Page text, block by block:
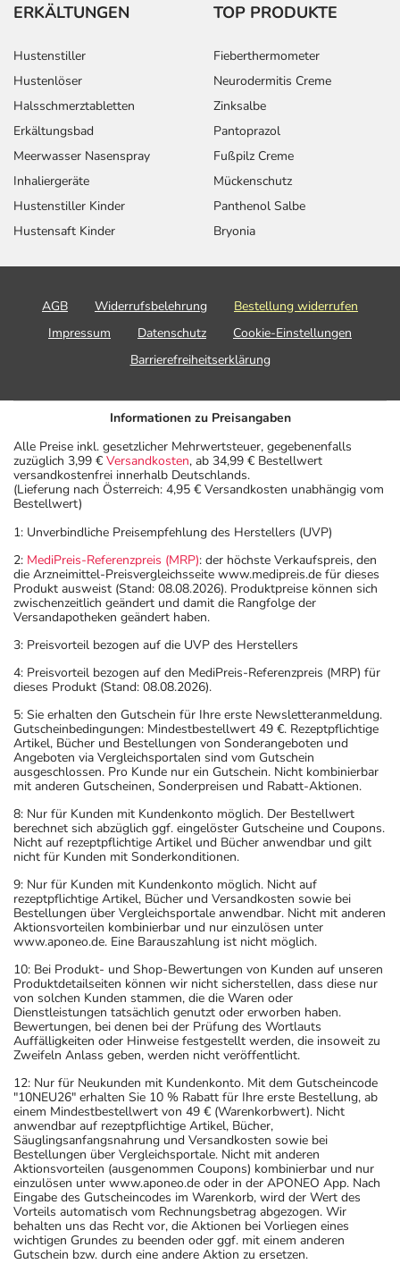
ERKÄLTUNGEN
Hustenstiller
Hustenlöser
Halsschmerztabletten
Erkältungsbad
Meerwasser Nasenspray
Inhaliergeräte
Hustenstiller Kinder
Hustensaft Kinder
TOP PRODUKTE
Fieberthermometer
Neurodermitis Creme
Zinksalbe
Pantoprazol
Fußpilz Creme
Mückenschutz
Panthenol Salbe
Bryonia
AGB Widerrufsbelehrung
Bestellung widerrufen
Impressum
Datenschutz
Cookie-Einstellungen
Barrierefreiheitserklärung
Informationen zu Preisangaben
Alle Preise inkl. gesetzlicher Mehrwertsteuer, gegebenenfalls
zuzüglich 3,99 € Versandkosten, ab 34,99 € Bestellwert
versandkostenfrei innerhalb Deutschlands.
(Lieferung nach Österreich: 4,95 € Versandkosten unabhängig vom
Bestellwert)
1: Unverbindliche Preisempfehlung des Herstellers (UVP)
2: MediPreis-Referenzpreis (MRP): der höchste Verkaufspreis, den
die Arzneimittel-Preisvergleichsseite www.medipreis.de für dieses
Produkt ausweist (Stand: 08.08.2026). Produktpreise können sich
zwischenzeitlich geändert und damit die Rangfolge der
Versandapotheken geändert haben.
3: Preisvorteil bezogen auf die UVP des Herstellers
4: Preisvorteil bezogen auf den MediPreis-Referenzpreis (MRP) für
dieses Produkt (Stand: 08.08.2026).
5: Sie erhalten den Gutschein für Ihre erste Newsletteranmeldung.
Gutscheinbedingungen: Mindestbestellwert 49 €. Rezeptpflichtige
Artikel, Bücher und Bestellungen von Sonderangeboten und
Angeboten via Vergleichsportalen sind vom Gutschein
ausgeschlossen. Pro Kunde nur ein Gutschein. Nicht kombinierbar
mit anderen Gutscheinen, Sonderpreisen und Rabatt-Aktionen.
8: Nur für Kunden mit Kundenkonto möglich. Der Bestellwert
berechnet sich abzüglich ggf. eingelöster Gutscheine und Coupons.
Nicht auf rezeptpflichtige Artikel und Bücher anwendbar und gilt
nicht für Kunden mit Sonderkonditionen.
9: Nur für Kunden mit Kundenkonto möglich. Nicht auf
rezeptpflichtige Artikel, Bücher und Versandkosten sowie bei
Bestellungen über Vergleichsportale anwendbar. Nicht mit anderen
Aktionsvorteilen kombinierbar und nur einzulösen unter
www.aponeo.de. Eine Barauszahlung ist nicht möglich.
10: Bei Produkt- und Shop-Bewertungen von Kunden auf unseren
Produktdetailseiten können wir nicht sicherstellen, dass diese nur
von solchen Kunden stammen, die die Waren oder
Dienstleistungen tatsächlich genutzt oder erworben haben.
Bewertungen, bei denen bei der Prüfung des Wortlauts
Auffälligkeiten oder Hinweise festgestellt werden, die insoweit zu
Zweifeln Anlass geben, werden nicht veröffentlicht.
12: Nur für Neukunden mit Kundenkonto. Mit dem Gutscheincode
"10NEU26" erhalten Sie 10 % Rabatt für Ihre erste Bestellung, ab
einem Mindestbestellwert von 49 € (Warenkorbwert). Nicht
anwendbar auf rezeptpflichtige Artikel, Bücher,
Säuglingsanfangsnahrung und Versandkosten sowie bei
Bestellungen über Vergleichsportale. Nicht mit anderen
Aktionsvorteilen (ausgenommen Coupons) kombinierbar und nur
einzulösen unter www.aponeo.de oder in der APONEO App. Nach
Eingabe des Gutscheincodes im Warenkorb, wird der Wert des
Vorteils automatisch vom Rechnungsbetrag abgezogen. Wir
behalten uns das Recht vor, die Aktionen bei Vorliegen eines
wichtigen Grundes zu beenden oder ggf. mit einem anderen
Gutschein bzw. durch eine andere Aktion zu ersetzen.